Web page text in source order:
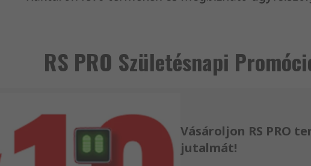
RS PRO Születésnapi
Vásároljon RS PRO
jutalmát!